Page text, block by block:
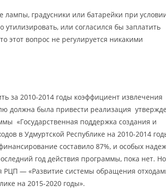
градусники или батарейки при
или согласился бы заплатить
этот вопрос не регулируется никакими
за 2010-2014 годы коэффициент извлечения
должна была привести реализация
«Государственная поддержка создания и
в Удмуртской Республике на 2010-2014
составило 87%, и особых
год действия программы, пока нет.
РЦП — «Развитие системы обращения
на 2015-2020 годы».